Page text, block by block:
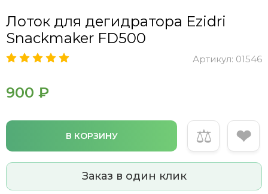
Лоток для дегидратора Ezidri
Snackmaker FD500
Артикул: 01546
900 ₽
В КОРЗИНУ ⚖ ❤
Заказ в один клик